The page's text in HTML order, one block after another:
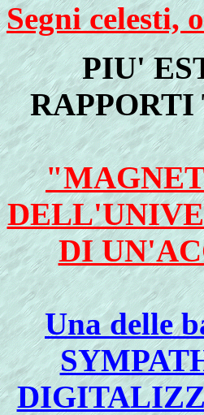
Segni celesti,
PIU'
DI
Una delle